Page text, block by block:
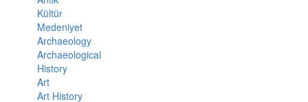
Kültür
Medeniyet
Archaeology
Archaeological
History
Art
Art History